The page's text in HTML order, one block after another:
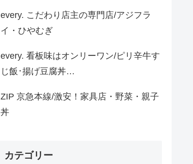
every. こだわり店主の専門店/アジフラ
イ・ひやむぎ
every. 看板味はオンリーワン/ピリ辛牛す
じ飯･揚げ豆腐丼…
ZIP 京急本線/激安！家具店・野菜・親子
丼
カテゴリー